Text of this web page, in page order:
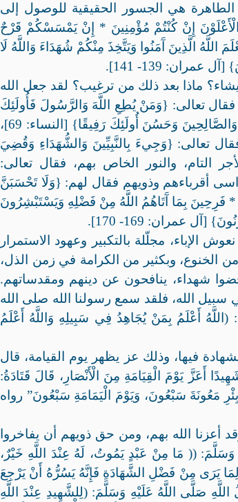
الطاهرة هي الجسور الحقيقية للوصول إلى
الْأَعْلَوْنَ إِنْ كُنْتُمْ مُؤْمِنِينَ * إِنْ يَمْسَسْكُمْ قَرْحٌ
اللَّهُ الَّذِينَ آَمَنُوا وَيَتَّخِذَ مِنْكُمْ شُهَدَاءَ وَاللَّهُ لَا
139- 141].
ماذا بعد ذلك من ترغيب؟ لقد جعل الله
تعالى: {وَمَنْ يُطِعِ اللَّهَ وَالرَّسُولَ فَأُولَئِكَ
مَعَ الَّذِينَ أَنْعَمَ اللَّهُ عَلَيْهِمْ مِنَ النَّبِيِّينَ وَالصِّدِّيقِينَ وَالشُّهَدَاءِ وَالصَّالِحِينَ وَحَسُنَ أُولَئِكَ رَفِيقًا} [النساء: 69]،
تعالى: {وَجِيءَ بِالنَّبِيِّينَ وَالشُّهَدَاءِ وَقُضِيَ
[الزمر: 69]. وبشّرهم بالأجر التام، والنور الخاص بهم، فقال تعالى:
عِنْدَ رَبِّهِمْ لَهُمْ أَجْرُهُمْ وَنُورُهُمْ} [الحديد: 19]، وواسى أقرباءهم وذويهم فقال لهم: {وَلَا تَحْسَبَنَّ
* فَرِحِينَ بِمَا آَتَاهُمُ اللَّهُ مِنْ فَضْلِهِ وَيَسْتَبْشِرُونَ
عمران: 169- 170].
الإباء، مجلّلة بالتكبير وعهود الاستمرار
الخنوع، وبكثير من الكرامة في زمن الذل،
شهداء، ينافحون عن دينهم ومقدساتهم.
سبيل الله، فلقد سمع رسولنا الله صلى الله
أَعْلَمُ بِمَنْ يُجَاهِدُ فِي سَبِيلِهِ وَاللَّهُ أَعْلَمُ
فيها، وذلك عز يظهر يوم القيامة، قال
أَعَزَّ يَوْمَ الْقِيَامَةِ مِنَ الْأَنْصَارِ، قَالَ قَتَادَةُ:
مَعُونَةَ سَبْعُونَ، وَيَوْمَ الْيَمَامَةِ سَبْعُونَ” رواه
أعزنا الله بهم، ومن حق ذويهم أن يفاخروا
وَسَلَّمَ: (( مَا مِنْ عَبْدٍ يَمُوتُ، لَهُ عِنْدَ اللَّهِ خَيْرٌ،
لِمَا يَرَى مِنْ فَضْلِ الشَّهَادَةِ فَإِنَّهُ يَسُرُّهُ أَنْ يَرْجِعَ
صَلَّى اللَّهُ عَلَيْهِ وَسَلَّمَ: (لِلشَّهِيدِ عِنْدَ اللَّهِ